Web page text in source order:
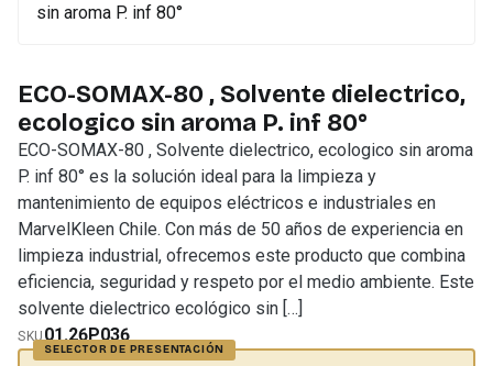
ECO-SOMAX-80 , Solvente dielectrico,
ecologico sin aroma P. inf 80°
ECO-SOMAX-80 , Solvente dielectrico, ecologico sin aroma
P. inf 80° es la solución ideal para la limpieza y
mantenimiento de equipos eléctricos e industriales en
MarvelKleen Chile. Con más de 50 años de experiencia en
limpieza industrial, ofrecemos este producto que combina
eficiencia, seguridad y respeto por el medio ambiente. Este
solvente dielectrico ecológico sin […]
SKU01.26P036